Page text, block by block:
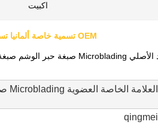
اكبيت
OEM تسمية خاصة ألمانيا تستورد الأصلي Microblading صبغات لون حبر الوشم حبر صبغة حبر الوشم
العلامة الخاصة العضوية Microblading صبغة حبر الوشم الملون
qingmei